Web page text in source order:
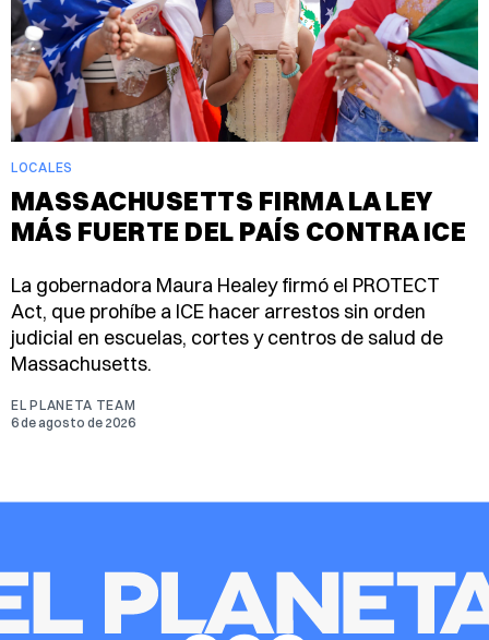
LOCALES
MASSACHUSETTS FIRMA LA LEY
MÁS FUERTE DEL PAÍS CONTRA ICE
La gobernadora Maura Healey firmó el PROTECT
Act, que prohíbe a ICE hacer arrestos sin orden
judicial en escuelas, cortes y centros de salud de
Massachusetts.
EL PLANETA TEAM
6 de agosto de 2026